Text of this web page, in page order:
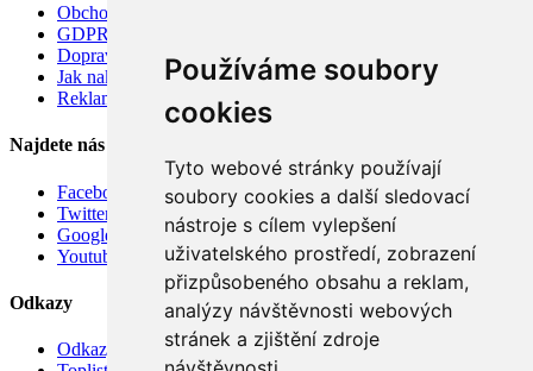
Používáme soubory
cookies
Tyto webové stránky používají
soubory cookies a další sledovací
nástroje s cílem vylepšení
uživatelského prostředí, zobrazení
přizpůsobeného obsahu a reklam,
analýzy návštěvnosti webových
stránek a zjištění zdroje
Obchodní podmínky
GDPR
Doprava
Jak nakupovat
Reklamace
Najdete nás
Facebook
Twitter
Google
Youtube
Odkazy
Odkazy